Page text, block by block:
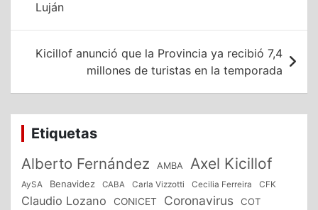
entradas
Luján
Kicillof anunció que la Provincia ya recibió 7,4
millones de turistas en la temporada
Etiquetas
Alberto Fernández AMBA Axel Kicillof
AySA Benavidez CABA Carla Vizzotti Cecilia Ferreira CFK
Claudio Lozano CONICET Coronavirus COT